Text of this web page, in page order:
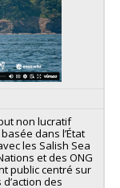
non lucratif
dans l’État
les Salish Sea
et des ONG
public centré sur
des